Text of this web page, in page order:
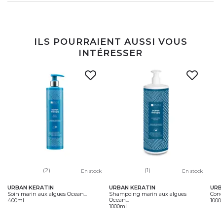
ILS POURRAIENT AUSSI VOUS
INTÉRESSER
(2) En stock
URBAN KERATIN
Soin marin aux algues Ocean...
400ml
(1) En stock
URBAN KERATIN
Shampoing marin aux algues
Ocean...
1000ml